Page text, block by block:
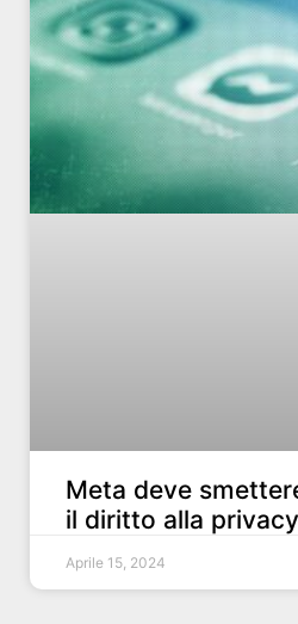
Meta deve
il diritto alla
Aprile 15, 2024